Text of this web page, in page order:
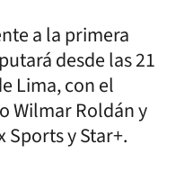
a la primera
desde las 21
Lima, con el
Wilmar Roldán y
y Star+.